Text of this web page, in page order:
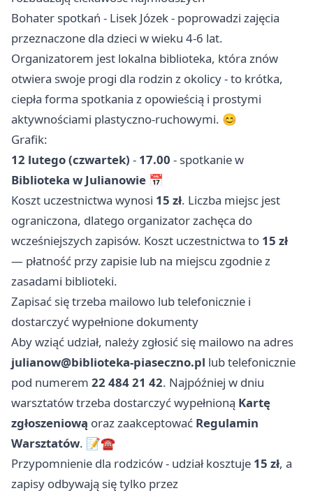
Bohater spotkań - Lisek Józek - poprowadzi zajęcia
przeznaczone dla dzieci w wieku 4-6 lat.
Organizatorem jest lokalna biblioteka, która znów
otwiera swoje progi dla rodzin z okolicy - to krótka,
ciepła forma spotkania z opowieścią i prostymi
aktywnościami plastyczno-ruchowymi. 😊
Grafik:
12 lutego (czwartek) - 17.00 - spotkanie w
Biblioteka w Julianowie 📅
Koszt uczestnictwa wynosi 15 zł. Liczba miejsc jest
ograniczona, dlatego organizator zachęca do
wcześniejszych zapisów. Koszt uczestnictwa to 15 zł
— płatność przy zapisie lub na miejscu zgodnie z
zasadami biblioteki.
Zapisać się trzeba mailowo lub telefonicznie i
dostarczyć wypełnione dokumenty
Aby wziąć udział, należy zgłosić się mailowo na adres
julianow@biblioteka-piaseczno.pl lub telefonicznie
pod numerem 22 484 21 42. Najpóźniej w dniu
warsztatów trzeba dostarczyć wypełnioną Kartę
zgłoszeniową oraz zaakceptować Regulamin
Warsztatów. 📝☎️
Przypomnienie dla rodziców - udział kosztuje 15 zł, a
zapisy odbywają się tylko przez